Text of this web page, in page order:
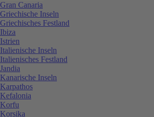
Gran Canaria
Griechische Inseln
Griechisches Festland
Ibiza
Istrien
Italienische Inseln
Italienisches Festland
Jandia
Kanarische Inseln
Karpathos
Kefalonia
Korfu
Korsika